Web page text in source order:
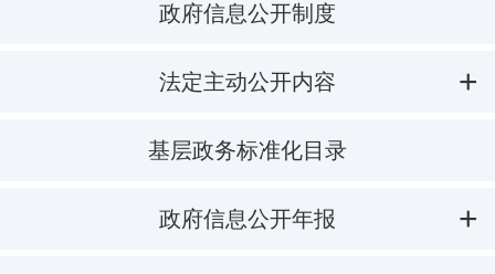
政府信息公开制度
法定主动公开内容
基层政务标准化目录
政府信息公开年报